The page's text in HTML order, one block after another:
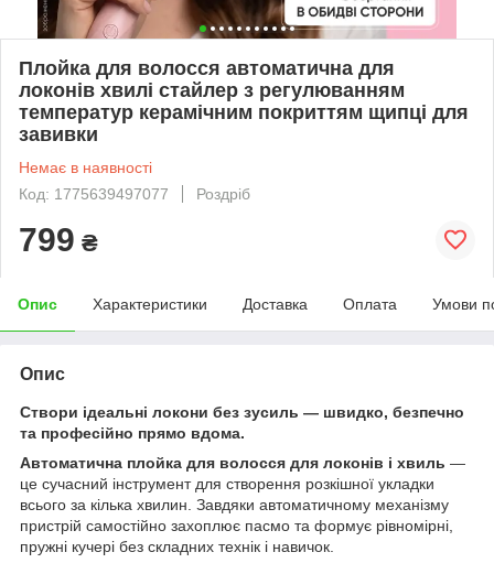
Плойка для волосся автоматична для
локонів хвилі стайлер з регулюванням
температур керамічним покриттям щипці для
завивки
Немає в наявності
Код: 1775639497077
Роздріб
799 ₴
Опис Характеристики Доставка Оплата Умови
Опис
Створи ідеальні локони без зусиль — швидко, безпечно
та професійно прямо вдома.
Автоматична плойка для волосся для локонів і хвиль —
це сучасний інструмент для створення розкішної укладки
всього за кілька хвилин. Завдяки автоматичному механізму
пристрій самостійно захоплює пасмо та формує рівномірні,
пружні кучері без складних технік і навичок.